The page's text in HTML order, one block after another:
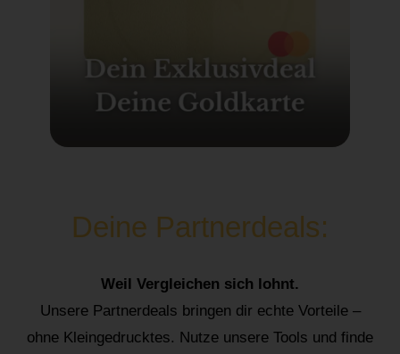
Deine Partnerdeals:
Weil Vergleichen sich lohnt.
Unsere Partnerdeals bringen dir echte Vorteile –
ohne Kleingedrucktes. Nutze unsere Tools und finde